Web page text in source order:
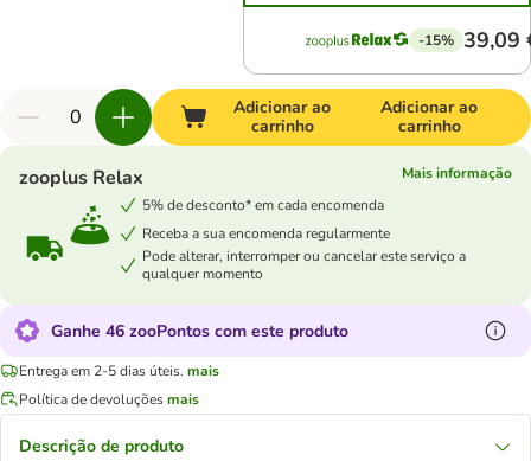
-15% 39,09
Adicionar ao
carrinho
Adicionar ao
carrinho
zooplus Relax
Mais informação
5% de desconto* em cada encomenda
Receba a sua encomenda regularmente
Pode alterar, interromper ou cancelar este serviço a
qualquer momento
Ganhe 46 zooPontos com este produto
Entrega em 2-5 dias úteis. mais
Política de devoluçõesmais
Descrição de produto